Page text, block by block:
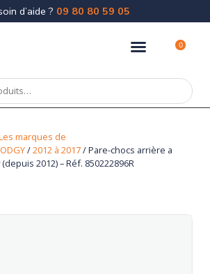
d’aide ? 09 80 80 59 05
0
marques de
/2012 à 2017/ Pare-chocs arrière a
2012) – Réf. 850222896R